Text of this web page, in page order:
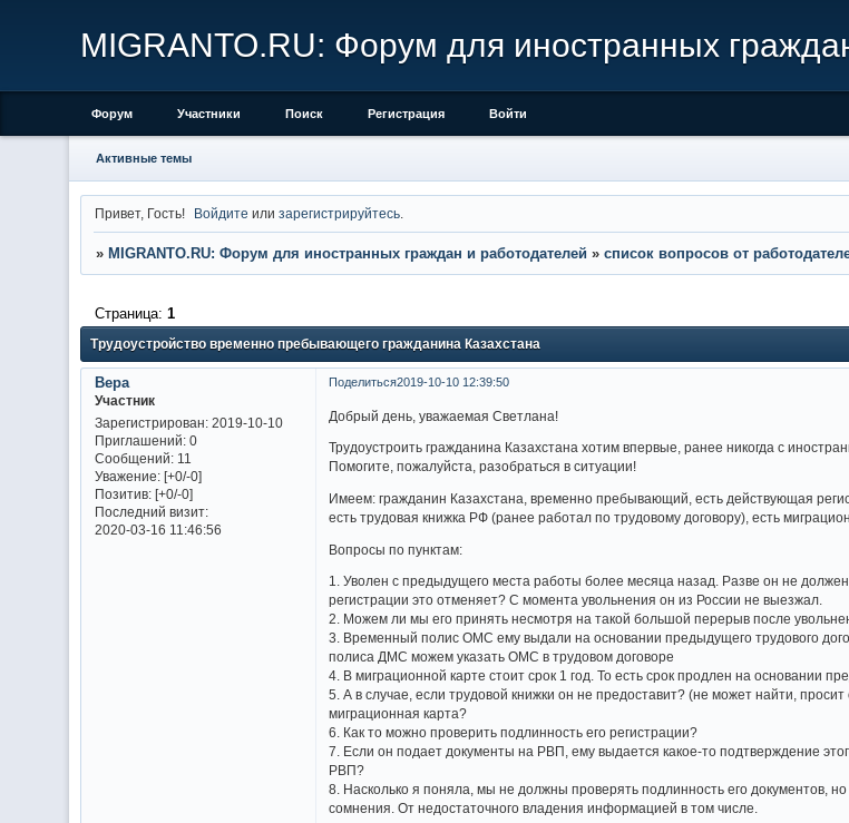
MIGRANTO.RU: Форум для иностранных
Форум Участники Поиск Регистрация Войти
Активные темы
Привет, Гость! Войдите илизарегистрируйтесь
» MIGRANTO.RU: Форум для иностранных граждан и работодателей » список вопросов от
Трудоустройство временно пребывающего гражданина Казахстана
Страница: 1
Поделиться2019-10-10 12:39:50
Вера
Участник
Зарегистрирован: 2019-10-10
Приглашений:0
Сообщений:11
Уважение: [+0/-0]
Позитив: [+0/-0]
Последний визит:
2020-03-16 11:46:56
Добрый день, уважаемая Светлана!
Трудоустроить гражданина Казахстана хотим впервые, ранее никогда с
Помогите, пожалуйста, разобраться в ситуации!
Имеем: гражданин Казахстана, временно пребывающий, есть действующая
есть трудовая книжка РФ (ранее работал по трудовому договору), есть
Вопросы по пунктам:
1. Уволен с предыдущего места работы более месяца назад. Разве он не
регистрации это отменяет? С момента увольнения он из России не выезжал.
2. Можем ли мы его принять несмотря на такой большой перерыв после
3. Временный полис ОМС ему выдали на основании предыдущего трудового
полиса ДМС можем указать ОМС в трудовом договоре
4. В миграционной карте стоит срок 1 год. То есть срок продлен на основании
5. А в случае, если трудовой книжки он не предоставит? (не может найти,
миграционная карта?
6. Как то можно проверить подлинность его регистрации?
7. Если он подает документы на РВП, ему выдается какое-то подтверждение
РВП?
8. Насколько я поняла, мы не должны проверять подлинность его документов,
сомнения. От недостаточного владения информацией в том числе.